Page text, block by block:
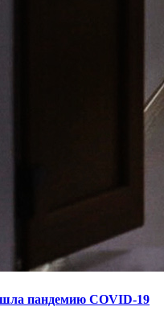
пандемию COVID-19